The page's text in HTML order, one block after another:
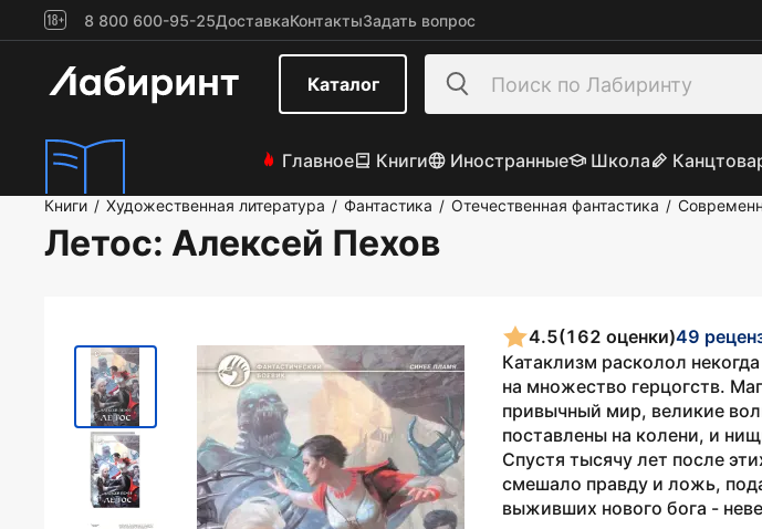
8 800 600-95-25ДоставкаКонтактыЗадать вопрос
Каталог
Главное Книги Иностранные Школа
Книги / Художественная литература / Фантастика / Отечественная фантастика /
Летос: Алексей Пехов
4.5(162 оценки)49
Катаклизм расколол
на множество герцогств.
привычный мир, великие
поставлены на колени, и
Спустя тысячу лет после
смешало правду и ложь,
выживших нового бога -